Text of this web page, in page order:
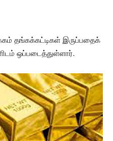
தங்கக்கட்டிகள் இருப்பதைக்
ஒப்படைத்துள்ளார்.